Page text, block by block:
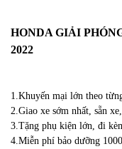
HONDA GIẢI
2022
1.Khuyến mại lớn theo
2.Giao xe sớm nhất, sẵn
3.Tặng phụ kiện lớn, đi
4.Miễn phí bảo dưỡng